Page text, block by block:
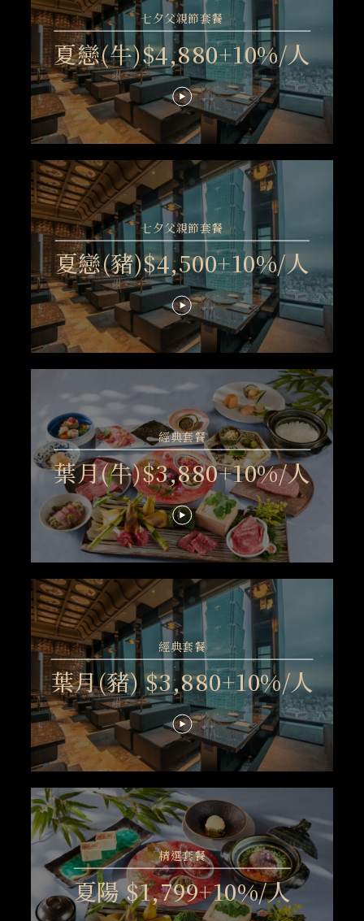
七夕父親節套餐
夏戀(牛)$4,880+10%/人
七夕父親節套餐
夏戀(豬)$4,500+10%/人
經典套餐
葉月(牛)$3,880+10%/人
經典套餐
葉月(豬) $3,880+10%/人
精選套餐
夏陽 $1,799+10%/人